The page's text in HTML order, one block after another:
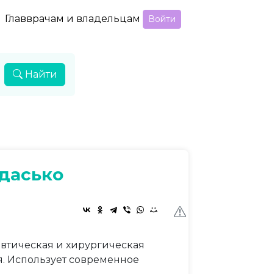
Главврачам и владельцам Войти
Найти
и хирургическая
Использует современное